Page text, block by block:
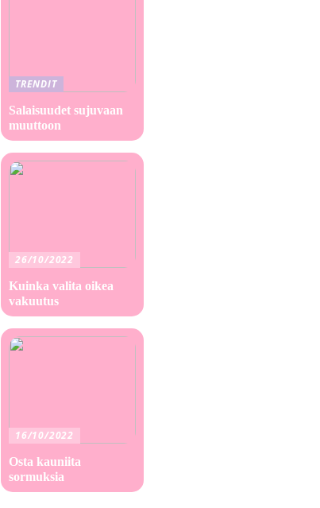
TRENDIT
Salaisuudet sujuvaan
muuttoon
26/10/2022
Kuinka valita oikea
vakuutus
16/10/2022
Osta kauniita
sormuksia